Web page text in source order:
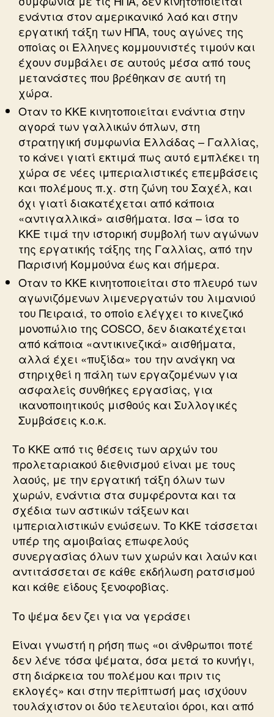
ενάντια στον αμερικανικό λαό και στην
εργατική τάξη των ΗΠΑ, τους αγώνες της
οποίας οι Ελληνες κομμουνιστές τιμούν και
έχουν συμβάλει σε αυτούς μέσα από τους
μετανάστες που βρέθηκαν σε αυτή τη
χώρα.
Οταν το ΚΚΕ κινητοποιείται ενάντια στην
αγορά των γαλλικών όπλων, στη
στρατηγική συμφωνία Ελλάδας – Γαλλίας,
το κάνει γιατί εκτιμά πως αυτό εμπλέκει τη
χώρα σε νέες ιμπεριαλιστικές επεμβάσεις
και πολέμους π.χ. στη ζώνη του Σαχέλ, και
όχι γιατί διακατέχεται από κάποια
«αντιγαλλικά» αισθήματα. Ισα – ίσα το
ΚΚΕ τιμά την ιστορική συμβολή των αγώνων
της εργατικής τάξης της Γαλλίας, από την
Παρισινή Κομμούνα έως και σήμερα.
Οταν το ΚΚΕ κινητοποιείται στο πλευρό των
αγωνιζόμενων λιμενεργατών του λιμανιού
του Πειραιά, το οποίο ελέγχει το κινεζικό
μονοπώλιο της COSCO, δεν διακατέχεται
από κάποια «αντικινεζικά» αισθήματα,
αλλά έχει «πυξίδα» του την ανάγκη να
στηριχθεί η πάλη των εργαζομένων για
ασφαλείς συνθήκες εργασίας, για
ικανοποιητικούς μισθούς και Συλλογικές
Συμβάσεις κ.ο.κ.
Το ΚΚΕ από τις θέσεις των αρχών του
προλεταριακού διεθνισμού είναι με τους
λαούς, με την εργατική τάξη όλων των
χωρών, ενάντια στα συμφέροντα και τα
σχέδια των αστικών τάξεων και
ιμπεριαλιστικών ενώσεων. Το ΚΚΕ τάσσεται
υπέρ της αμοιβαίας επωφελούς
συνεργασίας όλων των χωρών και λαών και
αντιτάσσεται σε κάθε εκδήλωση ρατσισμού
και κάθε είδους ξενοφοβίας.
Το ψέμα δεν ζει για να γεράσει
Είναι γνωστή η ρήση πως «οι άνθρωποι ποτέ
δεν λένε τόσα ψέματα, όσα μετά το κυνήγι,
στη διάρκεια του πολέμου και πριν τις
εκλογές» και στην περίπτωσή μας ισχύουν
τουλάχιστον οι δύο τελευταίοι όροι, και από